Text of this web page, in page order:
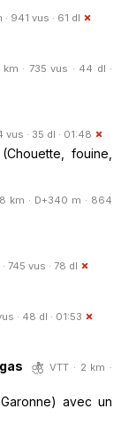
941 vus · 61 dl
km · 735 vus · 44 dl ·
vus · 35 dl · 01:48
fouine,
km · D+340 m · 864
745 vus · 78 dl
· 48 dl · 01:53
VTT · 2 km ·
avec un